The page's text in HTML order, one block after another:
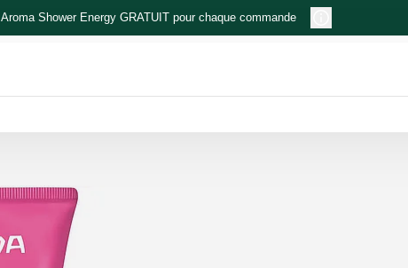
Aroma Shower Energy GRATUIT pour chaque commande